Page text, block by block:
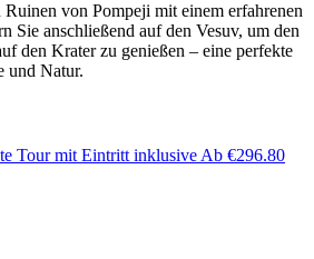
von Pompeji mit einem erfahrenen
Sie anschließend auf den Vesuv, um den
den Krater zu genießen – eine perfekte
und Natur.
Tour mit Eintritt inklusive Ab €296.80